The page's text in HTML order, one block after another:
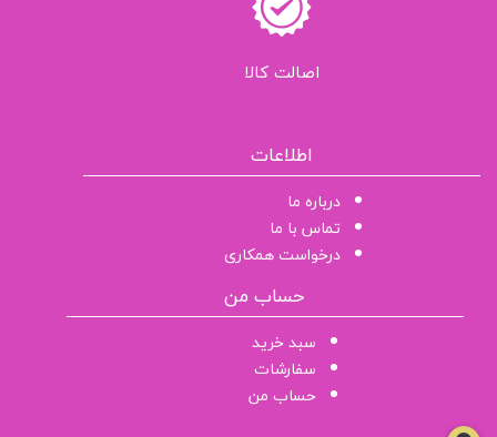
اصالت کالا
اطلاعات
درباره ما
تماس با ما
درخواست همکاری
حساب من
سبد خرید
سفارشات
حساب من